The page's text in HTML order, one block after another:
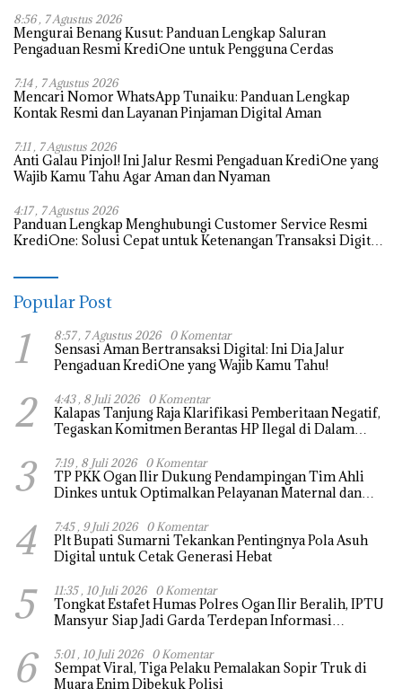
8:56 , 7 Agustus 2026
Mengurai Benang Kusut: Panduan Lengkap Saluran
Pengaduan Resmi KrediOne untuk Pengguna Cerdas
7:14 , 7 Agustus 2026
Mencari Nomor WhatsApp Tunaiku: Panduan Lengkap
Kontak Resmi dan Layanan Pinjaman Digital Aman
7:11 , 7 Agustus 2026
Anti Galau Pinjol! Ini Jalur Resmi Pengaduan KrediOne yang
Wajib Kamu Tahu Agar Aman dan Nyaman
4:17 , 7 Agustus 2026
Panduan Lengkap Menghubungi Customer Service Resmi
KrediOne: Solusi Cepat untuk Ketenangan Transaksi Digital
Popular Post
1 8:57 , 7 Agustus 2026 0 Komentar
Sensasi Aman Bertransaksi Digital: Ini Dia Jalur
Pengaduan KrediOne yang Wajib Kamu Tahu!
2 4:43 , 8 Juli 2026 0 Komentar
Kalapas Tanjung Raja Klarifikasi Pemberitaan Negatif,
Tegaskan Komitmen Berantas HP Ilegal di Dalam
3 7:19 , 8 Juli 2026 0 Komentar
TP PKK Ogan Ilir Dukung Pendampingan Tim Ahli
Dinkes untuk Optimalkan Pelayanan Maternal dan
4 7:45 , 9 Juli 2026 0 Komentar
Plt Bupati Sumarni Tekankan Pentingnya Pola Asuh
Digital untuk Cetak Generasi Hebat
5 11:35 , 10 Juli 2026 0 Komentar
Tongkat Estafet Humas Polres Ogan Ilir Beralih, IPTU
Mansyur Siap Jadi Garda Terdepan Informasi
6 5:01 , 10 Juli 2026 0 Komentar
Sempat Viral, Tiga Pelaku Pemalakan Sopir Truk di
Muara Enim Dibekuk Polisi